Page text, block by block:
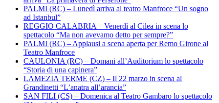
PALMI (RC) – Lunedì arriva al teatro Manfroce “Un sogno
ad Istanbul”
REGGIO CALABRIA – Venerdì al Cilea in scena lo
spettacolo “Ma non avevamo detto per sempre?”
PALMI (RC) – Applausi a scena aperta per Remo Girone al
Teatro Manfroce
CAULONIA (RC) – Domani all’Auditorium lo spettacolo
“Storia di una capinera”
LAMEZIA TERME (CZ) – Il 22 marzo in scena al
Grandinetti “L’anatra all’arancia”
SAN FILI (CS) – Domenica al Teatro Gambaro lo spettacolo